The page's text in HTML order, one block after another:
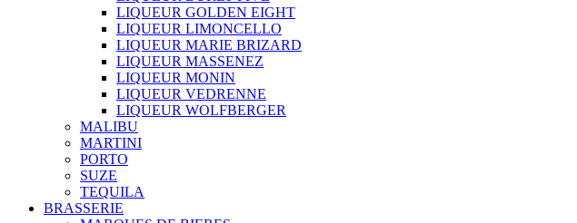
LIQUEUR GOLDEN EIGHT
LIQUEUR LIMONCELLO
LIQUEUR MARIE BRIZARD
LIQUEUR MASSENEZ
LIQUEUR MONIN
LIQUEUR VEDRENNE
LIQUEUR WOLFBERGER
MALIBU
MARTINI
PORTO
SUZE
TEQUILA
BRASSERIE